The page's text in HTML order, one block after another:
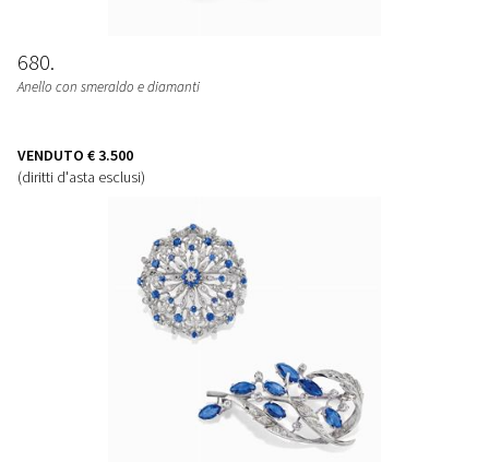
680
Anello con smeraldo e diamanti
VENDUTO € 3.500
(diritti d'asta esclusi)